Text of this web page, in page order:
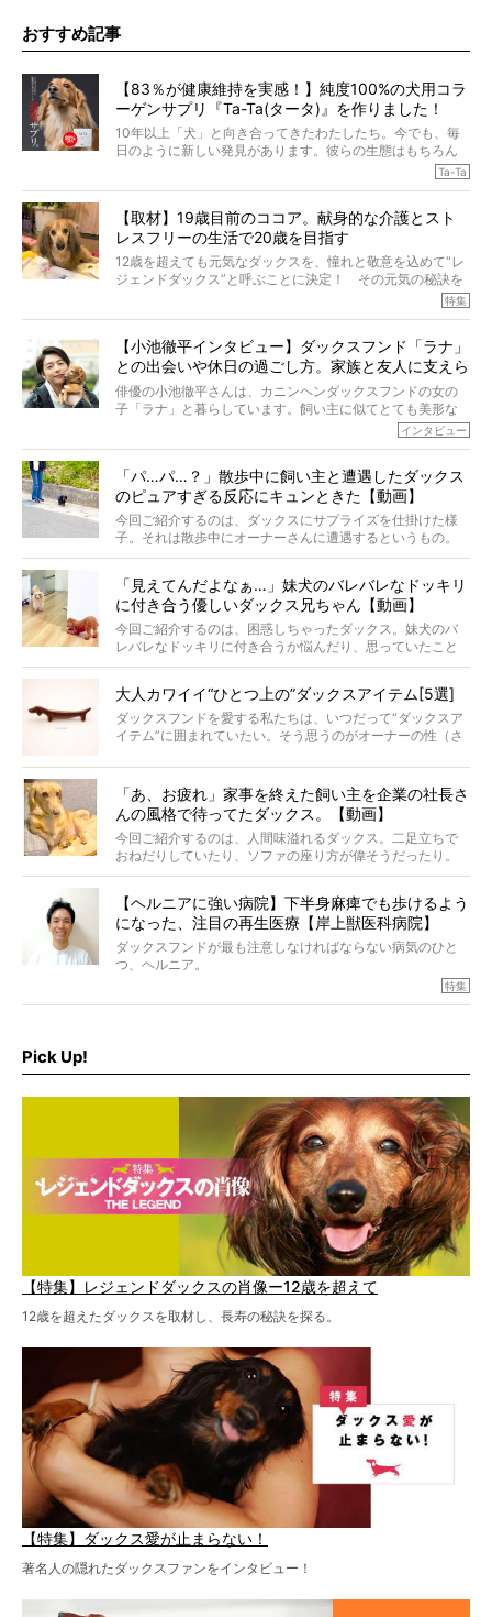
おすすめ記事
【83％が健康維持を実感！】純度100%の犬用コラ
ーゲンサプリ『Ta-Ta(タータ)』を作りました！
10年以上「犬」と向き合ってきたわたしたち。今でも、毎
日のように新しい発見があります。彼らの生態はもちろん
のこと、「食事」に関することも同じです。昔の犬は25年
代の犬の食事は“ある重要な栄養”が不足しがちになっている
というのです。
それを効率よくおぎなってくれるのが、コラーゲン！ そ
こでわたしたちは、純度100%の犬用コラーゲンサプリ
『Ta-Ta(タータ)』を作りました！
愛犬家の83％が「健康維持を実感した」と評判のTa-Ta(タ
か届きますように。
Ta-Ta
【取材】19歳目前のココア。献身的な介護とスト
レスフリーの生活で20歳を目指す
12歳を超えても元気なダックスを、憧れと敬意を込めて“レ
ジェンドダックス”と呼ぶことに決定！ その元気の秘訣を
オーナーさんに伺うのが、特集『レジェンドダックスの肖
く」というオーナーさんのポリシーのもと、甘やかさずに
育てられ、18歳になるまで定期検査すらしたことがなかっ
たというココアくん。果たしてその長生きの秘訣とは。
特集
【小池徹平インタビュー】ダックスフンド「ラナ」
との出会いや休日の過ごし方。家族と友人に支えら
れてー
俳優の小池徹平さんは、カニンヘンダックスフンドの女の
子「ラナ」と暮らしています。飼い主に似てとても美形な
ラナは、現在８才。小池さんのインスタグラムでは、ラナ
ケメンから愛されているラナは、去年の誕生日に小池さん
からプレゼントしてもらったハーネスをつけて撮影に参加
してくれました。
インタビュー
「パ…パ…？」散歩中に飼い主と遭遇したダックス
のピュアすぎる反応にキュンときた【動画】
今回ご紹介するのは、ダックスにサプライズを仕掛けた様
子。それは散歩中にオーナーさんに遭遇するというもの。
戸惑って歩きを止めたり、すぐに気付いて追いかけたり、
「見えてんだよなぁ…」妹犬のバレバレなドッキリ
に付き合う優しいダックス兄ちゃん【動画】
今回ご紹介するのは、困惑しちゃったダックス。妹犬のバ
レバレなドッキリに付き合うか悩んだり、思っていたこと
と違う事態に陥ったり。そんなお悩み全開なダックスの様
大人カワイイ“ひとつ上の”ダックスアイテム[5選]
ダックスフンドを愛する私たちは、いつだって“ダックスア
イテム”に囲まれていたい。そう思うのがオーナーの性（さ
ムをご紹介。
「あ、お疲れ」家事を終えた飼い主を企業の社長さ
んの風格で待ってたダックス。【動画】
今回ご紹介するのは、人間味溢れるダックス。二足立ちで
おねだりしていたり、ソファの座り方が偉そうだったり。
今にも言葉を発しそうなダックスの姿は、もう人間にしか
【ヘルニアに強い病院】下半身麻痺でも歩けるよう
になった、注目の再生医療【岸上獣医科病院】
ダックスフンドが最も注意しなければならない病気のひと
つ、ヘルニア。
特集『ヘルニアに、負けない』では、ヘルニアに強い動物
を点滴投与する治療により、歩けなかった子が投与37日で
特集
Pick Up!
【特集】レジェンドダックスの肖像ー12歳を超えて
12歳を超えたダックスを取材し、長寿の秘訣を探る。
【特集】ダックス愛が止まらない！
著名人の隠れたダックスファンをインタビュー！